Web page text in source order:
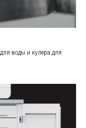
воды и кулера для